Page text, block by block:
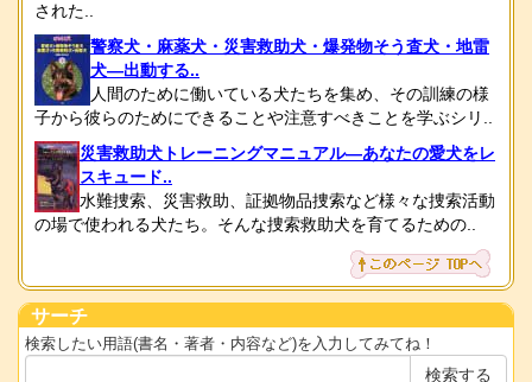
された..
警察犬・麻薬犬・災害救助犬・爆発物そう査犬・地雷
犬―出動する..
人間のために働いている犬たちを集め、その訓練の様
子から彼らのためにできることや注意すべきことを学ぶシリ..
災害救助犬トレーニングマニュアル―あなたの愛犬をレ
スキュード..
水難捜索、災害救助、証拠物品捜索など様々な捜索活動
の場で使われる犬たち。そんな捜索救助犬を育てるための..
サーチ
検索したい用語(書名・著者・内容など)を入力してみてね！